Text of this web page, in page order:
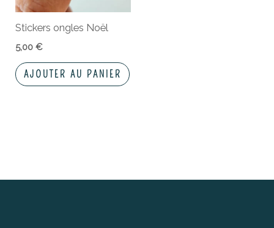
Stickers ongles Noël
5,00€
AJOUTER AU PANIER